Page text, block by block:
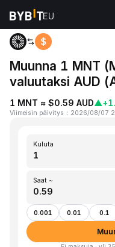
Koti MNT to AUD
Muunna 1 MNT
valuutaksi AUD
1 MNT ≈ $0.59 AUD▲
Viimeisin päivitys ： 2026/08/07
Kuluta
Saat ~
0.001 0.01 0.1